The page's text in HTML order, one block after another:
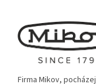
Firma Mikov,